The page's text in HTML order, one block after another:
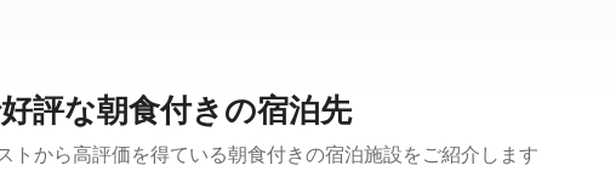
評な朝食付きの宿泊先
トから高評価を得ている朝食付きの宿泊施設をご紹介します